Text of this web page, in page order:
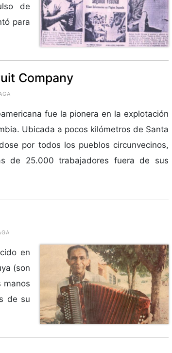
de
para
Company
fue la pionera en la explotación
Ubicada a pocos kilómetros de Santa
por todos los pueblos circunvecinos,
de 25.000 trabajadores fuera de sus
en
(son
manos
de su